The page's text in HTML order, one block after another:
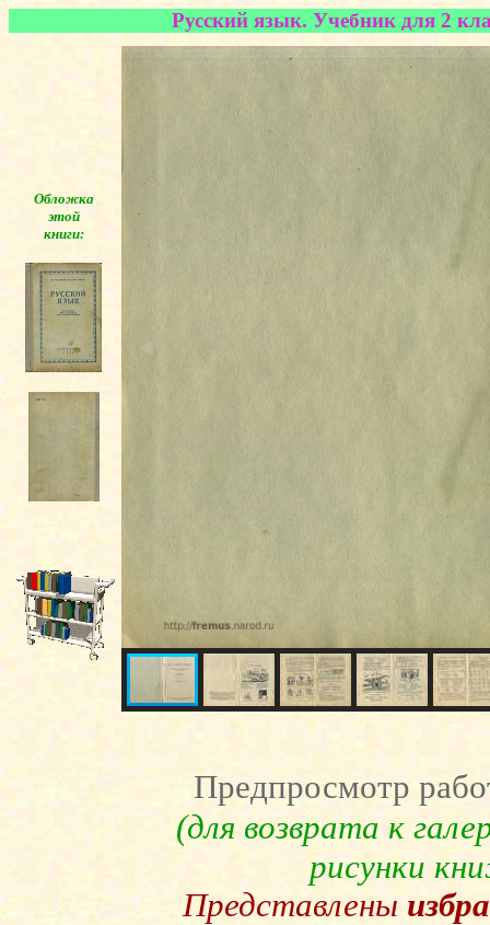
Русский язык. Учебник для 2
Обложка
этой
книги:
Предпросмотр
(для возврата к
рисунки
Представлены